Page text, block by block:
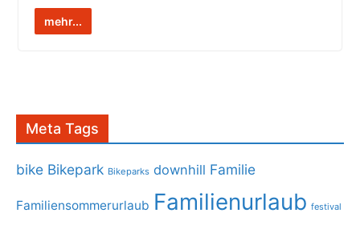
mehr...
Meta Tags
bike Bikepark Bikeparks downhill Familie
Familiensommerurlaub Familienurlaub festival